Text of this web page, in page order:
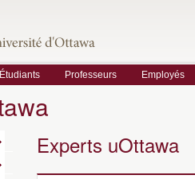
Étudiants Professeurs Employés
Experts uOttawa